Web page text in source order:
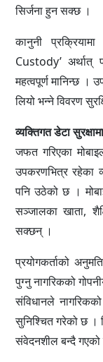
सिर्जना हुन सक्छ ।
कानुनी
Custody’ अर्थात्
महत्वपूर्ण मानिन्छ
लियो भन्ने विवरण
व्यक्तिगत डेटा
जफत गरिएका
उपकरणभित्र रहेका
पनि उठेको छ ।
सञ्जालका खाता,
सक्छन् ।
प्रयोगकर्ताको
पुग्नु नागरिकको
संविधानले
सुनिश्चित गरेको छ ।
संवेदनशील बन्दै